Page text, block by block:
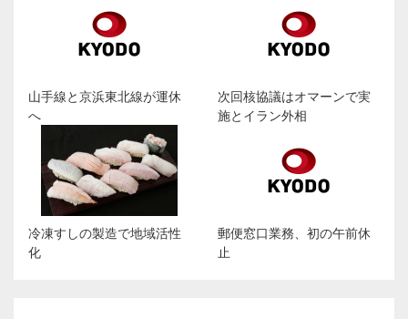
山手線と京浜東北線が運休
へ
次回核協議はオマーンで実
施とイラン外相
冷凍すしの製造で地域活性
化
郵便窓口業務、初の午前休
止